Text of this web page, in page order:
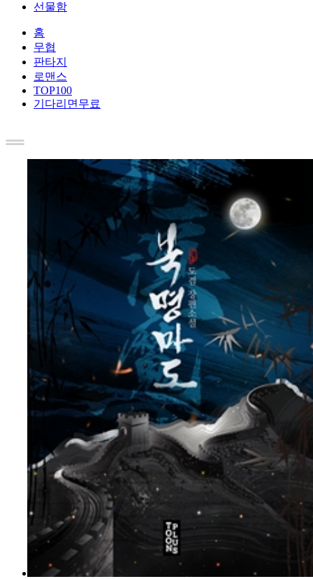
선물함
홈
무협
판타지
로맨스
TOP100
기다리면무료